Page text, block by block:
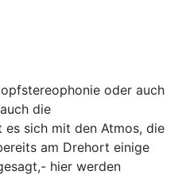
oder auch
die
es sich mit den Atmos, die
am Drehort einige
hier werden